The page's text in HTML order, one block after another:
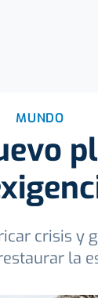
MUNDO
crisis y
la